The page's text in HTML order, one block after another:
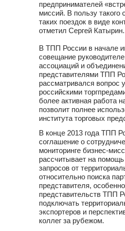
предпринимателей
миссий. В пользу такого
таких поездок в виде
отметил Сергей Катырин.
В ТПП России в начале
совещание
ассоциаций и
представителями ТПП
рассматривался вопрос
российскими
более активная работа
позволит полнее
института торговых
В конце 2013 года ТПП
соглашение о
мониторинге бизнес-
рассчитывает на
запросов от
относительно поиска
представителя,
представительств ТПП
подключать
экспортеров и
коллег за рубежом.